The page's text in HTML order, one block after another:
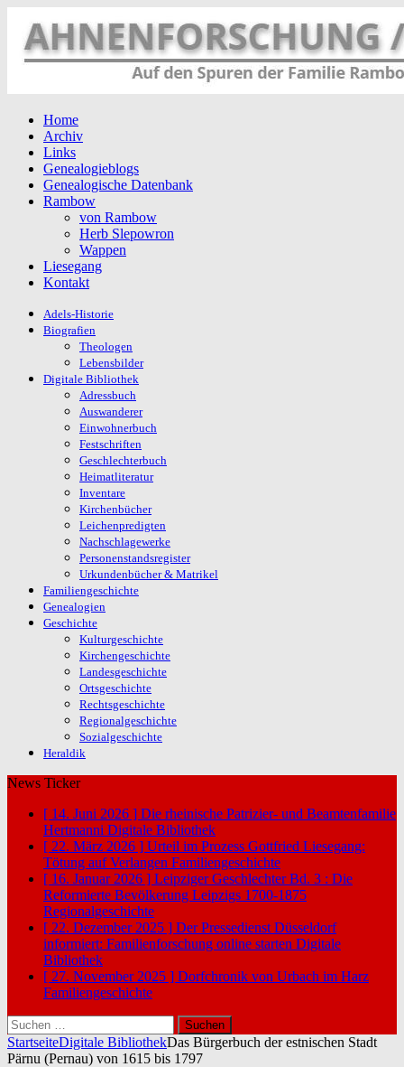
Home
Archiv
Links
Genealogieblogs
Genealogische Datenbank
Rambow
von Rambow
Herb Slepowron
Wappen
Liesegang
Kontakt
Adels-Historie
Biografien
Theologen
Lebensbilder
Digitale Bibliothek
Adressbuch
Auswanderer
Einwohnerbuch
Festschriften
Geschlechterbuch
Heimatliteratur
Inventare
Kirchenbücher
Leichenpredigten
Nachschlagewerke
Personenstandsregister
Urkundenbücher & Matrikel
Familiengeschichte
Genealogien
Geschichte
Kulturgeschichte
Kirchengeschichte
Landesgeschichte
Ortsgeschichte
Rechtsgeschichte
Regionalgeschichte
Sozialgeschichte
Heraldik
News Ticker
[ 14. Juni 2026 ] Die rheinische Patrizier- und Beamtenfamilie
Hertmanni Digitale Bibliothek
[ 22. März 2026 ] Urteil im Prozess Gottfried Liesegang:
Tötung auf Verlangen Familiengeschichte
[ 16. Januar 2026 ] Leipziger Geschlechter Bd. 3 : Die
Reformierte Bevölkerung Leipzigs 1700-1875
Regionalgeschichte
[ 22. Dezember 2025 ] Der Pressedienst Düsseldorf
informiert: Familienforschung online starten Digitale
Bibliothek
[ 27. November 2025 ] Dorfchronik von Urbach im Harz
Familiengeschichte
Suchen
nach:
StartseiteDigitale BibliothekDas Bürgerbuch der estnischen Stadt
Pärnu (Pernau) von 1615 bis 1797